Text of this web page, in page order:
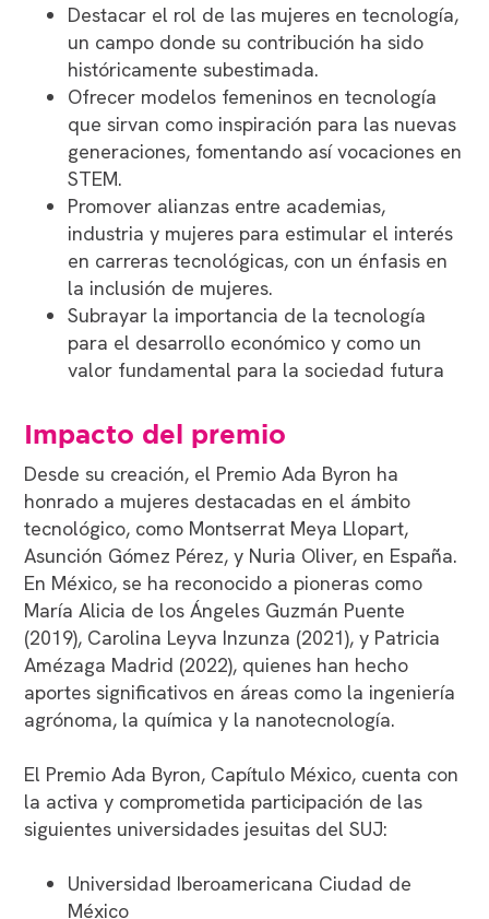
Destacar el rol de las mujeres en tecnología,
un campo donde su contribución ha sido
históricamente subestimada.
Ofrecer modelos femeninos en tecnología
que sirvan como inspiración para las nuevas
generaciones, fomentando así vocaciones en
STEM.
Promover alianzas entre academias,
industria y mujeres para estimular el interés
en carreras tecnológicas, con un énfasis en
la inclusión de mujeres.
Subrayar la importancia de la tecnología
para el desarrollo económico y como un
valor fundamental para la sociedad futura
Impacto del premio
Desde su creación, el Premio Ada Byron ha
honrado a mujeres destacadas en el ámbito
tecnológico, como Montserrat Meya Llopart,
Asunción Gómez Pérez, y Nuria Oliver, en España.
En México, se ha reconocido a pioneras como
María Alicia de los Ángeles Guzmán Puente
(2019), Carolina Leyva Inzunza (2021), y Patricia
Amézaga Madrid (2022), quienes han hecho
aportes significativos en áreas como la ingeniería
agrónoma, la química y la nanotecnología.
El Premio Ada Byron, Capítulo México, cuenta con
la activa y comprometida participación de las
siguientes universidades jesuitas del SUJ:
Universidad Iberoamericana Ciudad de
México